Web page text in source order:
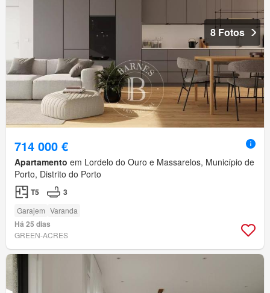
8 Fotos
714 000 €
Apartamento em Lordelo do Ouro e Massarelos, Município de
Porto, Distrito do Porto
T5 3
Garajem Varanda
Há 25 dias
GREEN-ACRES